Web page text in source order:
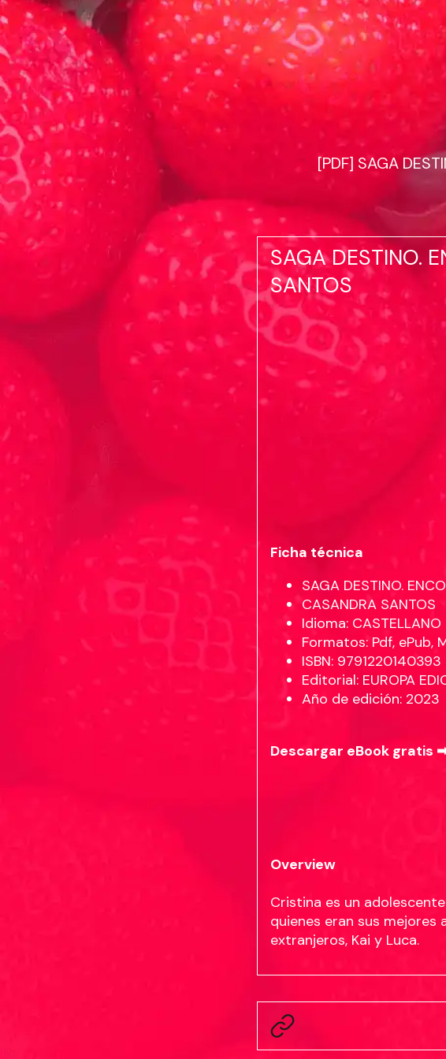
[PDF] SAGA
SAGA DESTINO.
SANTOS
Ficha técnica
SAGA DESTINO.
CASANDRA SANTOS
Idioma: CASTELLANO
Formatos: Pdf, ePub,
ISBN: 9791220140393
Editorial: EUROPA
Año de edición: 2023
Descargar eBook gratis
Overview
Cristina es un
quienes eran sus mejores
extranjeros, Kai y Luca.